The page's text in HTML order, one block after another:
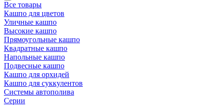
Все товары
Кашпо для цветов
Уличные кашпо
Высокие кашпо
Прямоугольные кашпо
Квадратные кашпо
Напольные кашпо
Подвесные кашпо
Кашпо для орхидей
Кашпо для суккулентов
Системы автополива
Серии